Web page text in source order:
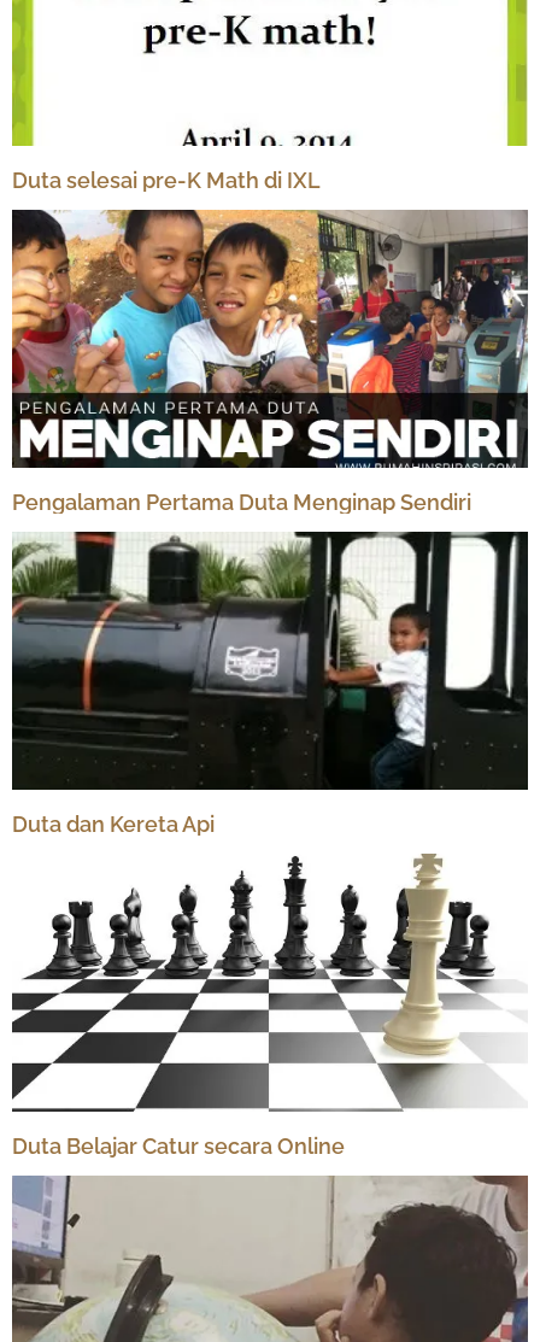
Duta selesai pre-K Math di IXL
Pengalaman Pertama Duta Menginap Sendiri
Duta dan Kereta Api
Duta Belajar Catur secara Online